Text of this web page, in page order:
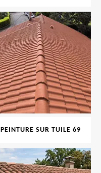
PEINTURE SUR TUILE 69